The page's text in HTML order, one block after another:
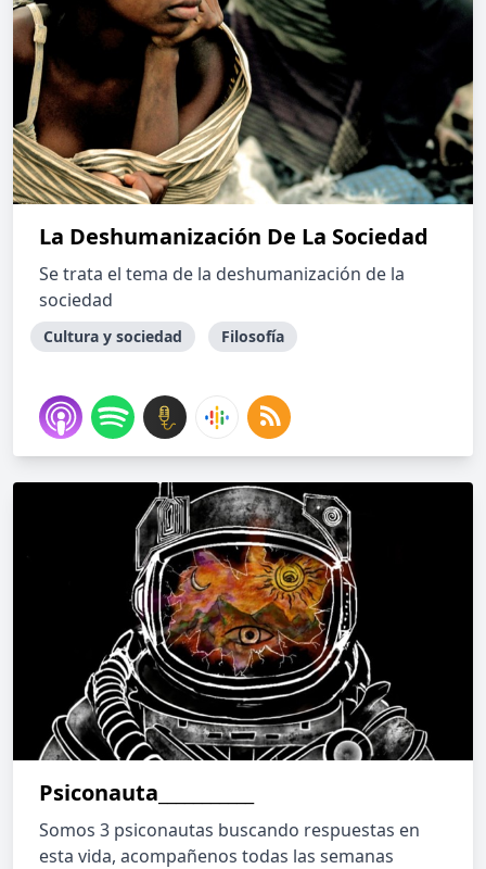
La Deshumanización De La Sociedad
Se trata el tema de la deshumanización de la
sociedad
Cultura y sociedad Filosofía
Psiconauta___________
Somos 3 psiconautas buscando respuestas en
esta vida, acompañenos todas las semanas